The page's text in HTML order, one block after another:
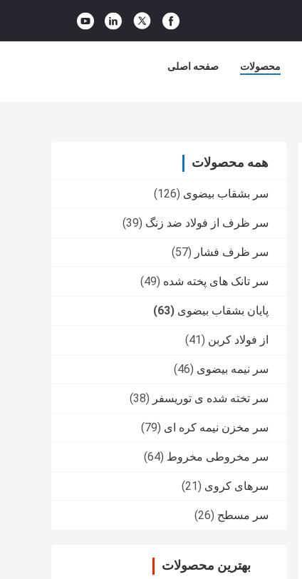
صفحه اصلی محصولات
همه محصولات
سر بشقاب بیضوی (126)
سر ظرف از فولاد ضد زنگ (39)
سر ظرف فشار (57)
سر تانک های پخته شده (49)
پایان بشقاب بیضوی (63)
از فولاد کربن (41)
سر نیمه بیضوی (46)
سر تخته شده ی توریسفر (38)
سر مخزن نیمه کره ای (79)
سر مخروطی مخروط (64)
سرهای کروی (21)
سر مسطح (26)
بهترین محصولات